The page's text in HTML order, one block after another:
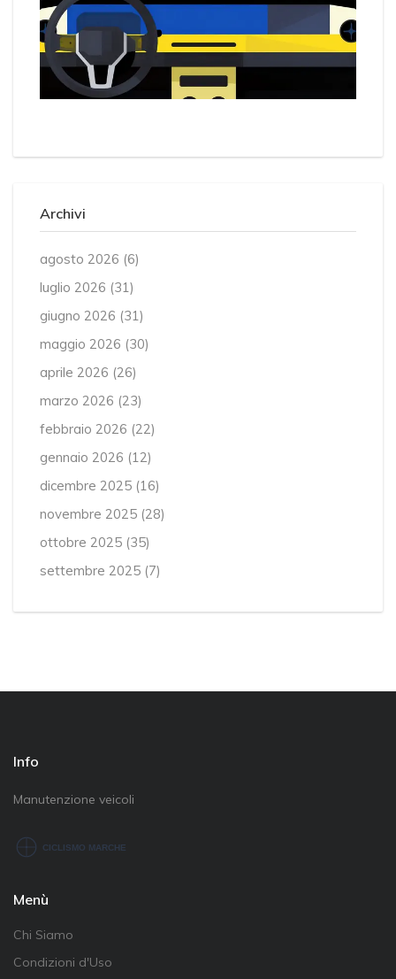
Archivi
agosto 2026 (6)
luglio 2026 (31)
giugno 2026 (31)
maggio 2026 (30)
aprile 2026 (26)
marzo 2026 (23)
febbraio 2026 (22)
gennaio 2026 (12)
dicembre 2025 (16)
novembre 2025 (28)
ottobre 2025 (35)
settembre 2025 (7)
Info
Manutenzione veicoli
Menù
Chi Siamo
Condizioni d'Uso